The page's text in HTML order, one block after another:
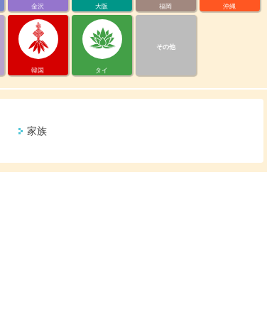
金沢 大阪 福岡 沖縄
韓国 タイ
その他
家族